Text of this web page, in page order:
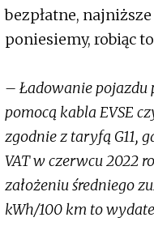
bezpłatne,
poniesiemy, robiąc
– Ładowanie pojazdu
pomocą kabla EVSE
zgodnie z taryfą G11,
VAT w czerwcu 2022
założeniu średniego
kWh/100 km to